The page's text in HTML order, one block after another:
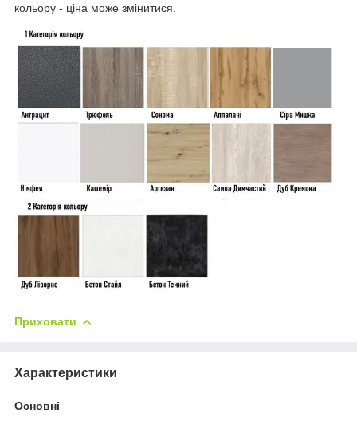
кольору - ціна може змінитися.
Приховати
Характеристики
Основні